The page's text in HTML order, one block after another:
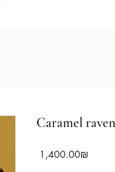
Caramel raven
‏1,400.00 ‏₪